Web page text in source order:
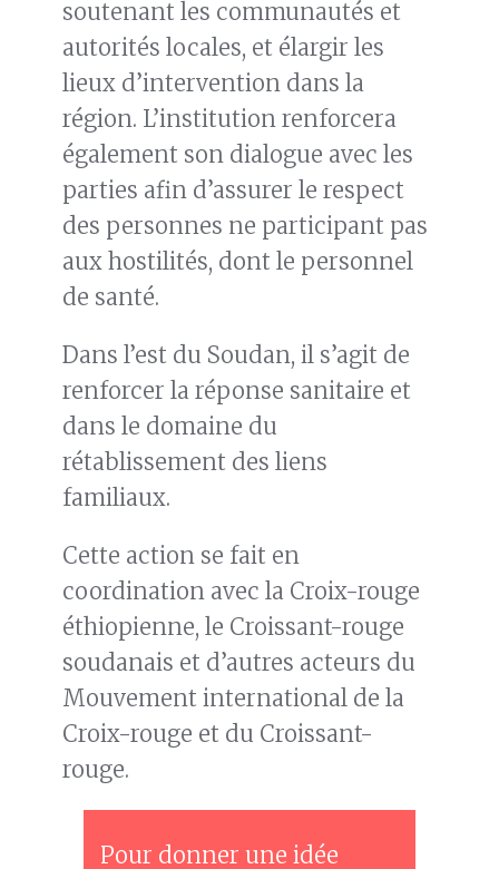
soutenant les communautés et
autorités locales, et élargir les
lieux d’intervention dans la
région. L’institution renforcera
également son dialogue avec les
parties afin d’assurer le respect
des personnes ne participant pas
aux hostilités, dont le personnel
de santé.
Dans l’est du Soudan, il s’agit de
renforcer la réponse sanitaire et
dans le domaine du
rétablissement des liens
familiaux.
Cette action se fait en
coordination avec la Croix-rouge
éthiopienne, le Croissant-rouge
soudanais et d’autres acteurs du
Mouvement international de la
Croix-rouge et du Croissant-
rouge.
Pour donner une idée